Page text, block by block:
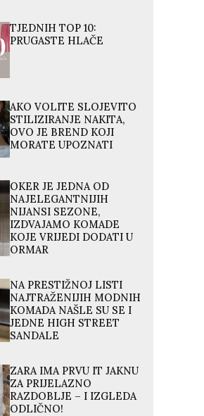
TJEDNIH TOP 10:
PRUGASTE HLAČE
AKO VOLITE SLOJEVITO
STILIZIRANJE NAKITA,
OVO JE BREND KOJI
MORATE UPOZNATI
OKER JE JEDNA OD
NAJELEGANTNIJIH
NIJANSI SEZONE,
IZDVAJAMO KOMADE
KOJE VRIJEDI DODATI U
ORMAR
NA PRESTIŽNOJ LISTI
NAJTRAŽENIJIH MODNIH
KOMADA NAŠLE SU SE I
JEDNE HIGH STREET
SANDALE
ZARA IMA PRVU IT JAKNU
ZA PRIJELAZNO
RAZDOBLJE – I IZGLEDA
ODLIČNO!